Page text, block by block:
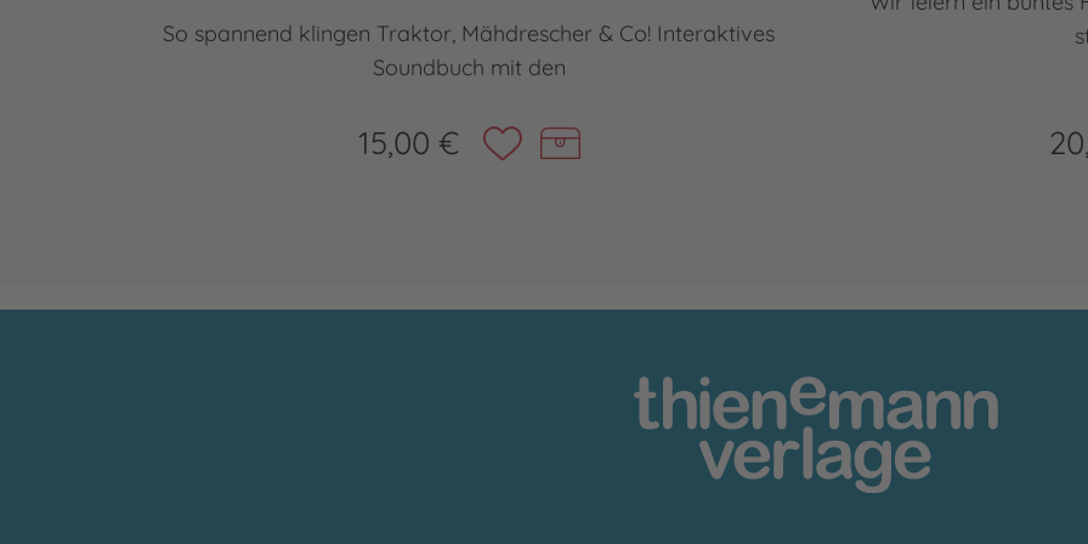
So spannend klingen Traktor, Mähdrescher & Co! Interaktives
Soundbuch mit den
15,00 €